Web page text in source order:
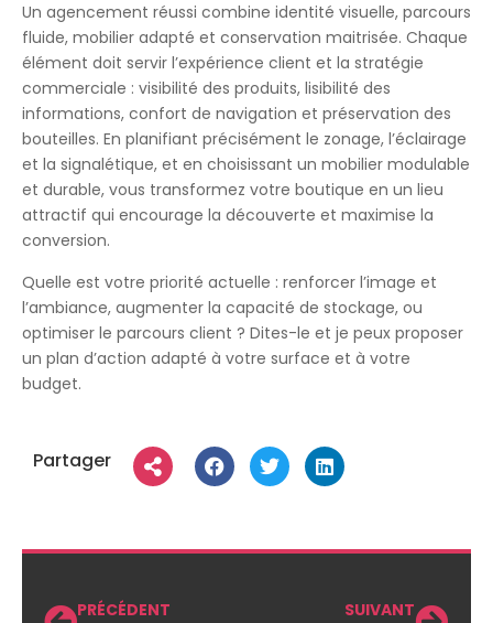
Un agencement réussi combine identité visuelle, parcours
fluide, mobilier adapté et conservation maitrisée. Chaque
élément doit servir l’expérience client et la stratégie
commerciale : visibilité des produits, lisibilité des
informations, confort de navigation et préservation des
bouteilles. En planifiant précisément le zonage, l’éclairage
et la signalétique, et en choisissant un mobilier modulable
et durable, vous transformez votre boutique en un lieu
attractif qui encourage la découverte et maximise la
conversion.
Quelle est votre priorité actuelle : renforcer l’image et
l’ambiance, augmenter la capacité de stockage, ou
optimiser le parcours client ? Dites-le et je peux proposer
un plan d’action adapté à votre surface et à votre
budget.
Partager
PRÉCÉDENT SUIVANT